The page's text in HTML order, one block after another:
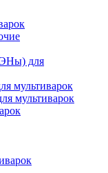
для
мультиварок
мультиварок